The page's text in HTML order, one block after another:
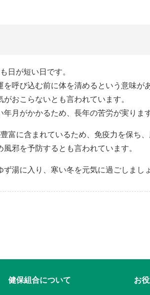
日が短い日です。
呼び込む前に体を清めるという意味が
おこらないとも言われています。
月がかかるため、長年の苦労が実りま
富に含まれているため、免疫力を保ち、
邪を予防するとも言われています。
湯に入り、寒い冬を元気に過ごしましょ
健保組合について お